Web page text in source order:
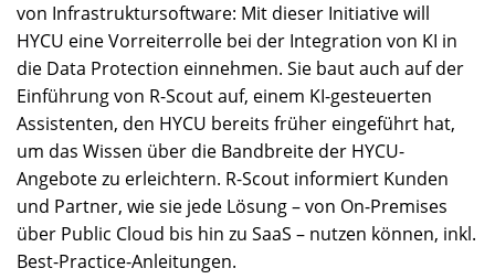
von Infrastruktursoftware: Mit dieser Initiative will
HYCU eine Vorreiterrolle bei der Integration von KI in
die Data Protection einnehmen. Sie baut auch auf der
Einführung von R-Scout auf, einem KI-gesteuerten
Assistenten, den HYCU bereits früher eingeführt hat,
um das Wissen über die Bandbreite der HYCU-
Angebote zu erleichtern. R-Scout informiert Kunden
und Partner, wie sie jede Lösung – von On-Premises
über Public Cloud bis hin zu SaaS – nutzen können, inkl.
Best-Practice-Anleitungen.